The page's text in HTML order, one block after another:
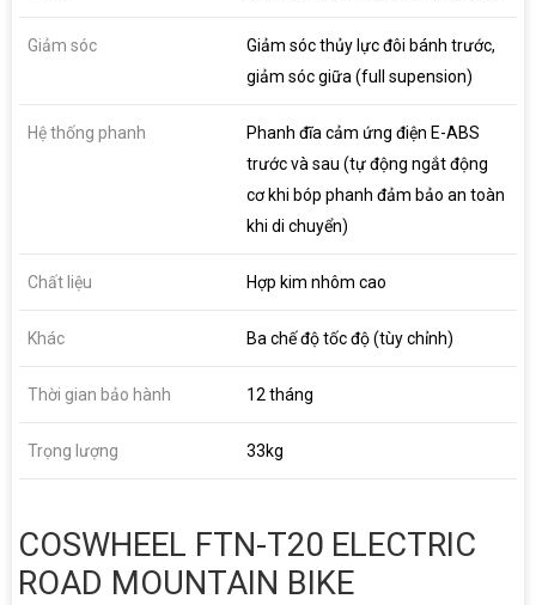
Giảm sóc
Giảm sóc thủy lực đôi bánh trước,
giảm sóc giữa (full supension)
Hệ thống phanh
Phanh đĩa cảm ứng điện E-ABS
trước và sau (tự động ngắt động
cơ khi bóp phanh đảm bảo an toàn
khi di chuyển)
Chất liệu Hợp kim nhôm cao
Khác Ba chế độ tốc độ (tùy chỉnh)
Thời gian bảo hành 12 tháng
Trọng lượng 33kg
COSWHEEL FTN-T20 ELECTRIC
ROAD MOUNTAIN BIKE